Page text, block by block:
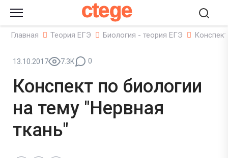
ctege
Главная Теория ЕГЭ Биология - теория ЕГЭ
13.10.2017 7.3K 0
Конспект по биологии
на тему "Нервная
ткань"